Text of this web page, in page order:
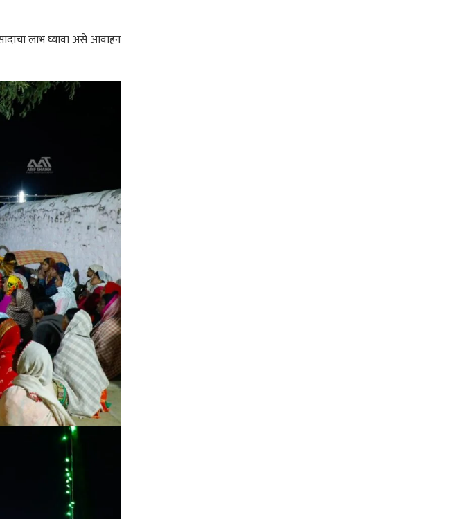
लाभ घ्यावा असे आवाहन